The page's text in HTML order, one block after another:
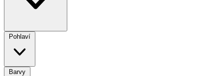
Pohlaví
Barvy